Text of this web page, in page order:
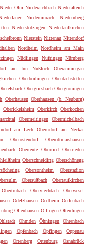
Nieder-Olm Niederaichbach Niederalteich
Niedermurach
Niedernberg
Niederstotzingen Niedertaufkirchen
Nierstein Nittenau Nittendorf
Nordheim
Nordheim am Main
Nüdlingen Nufringen
Nürnberg
am Inn Nußloch
Oberammergau
Oberboihingen
Oberdachstetten
Obergriesbach Obergröningen
Oberhausen Oberhausen (b. Neuburg)
Oberickelsheim Oberkirch Oberkochen
Obermeitingen
Obermichelbach
am Lech
Oberndorf am Neckar
Oberostendorf
Oberottmarshausen
Oberreute Oberried
Oberrieden
Oberschneiding Oberschönegg
Obersontheim
Oberstadion
Obersüßbach
Obertaufkirchen
Obertrubach Oberviechtach
Oberwesel
Odelzhausen Oedheim Oerlenbach
Offenhausen Offingen Ofterdingen
Ohmden Öhningen
Ohrenbach
Opfenbach Öpfingen
Oppenau
Ortenberg Ortenburg
Osnabrück